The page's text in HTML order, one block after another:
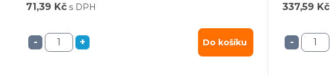
71,39 Kč s DPH
- + Do košíku
337,59 Kč
-